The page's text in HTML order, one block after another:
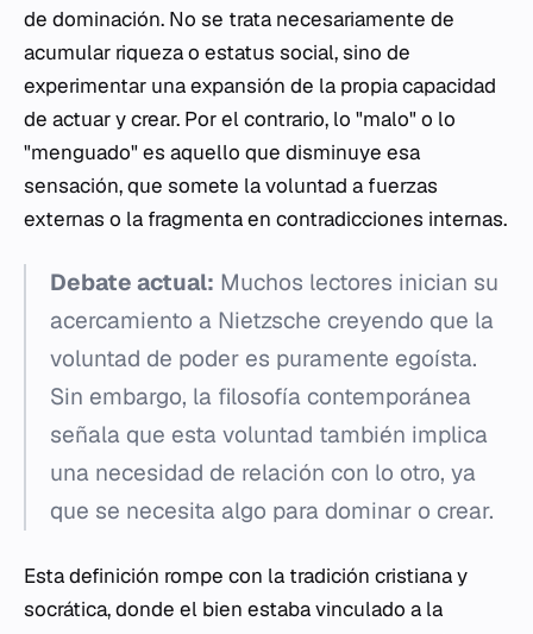
de dominación. No se trata necesariamente de
acumular riqueza o estatus social, sino de
experimentar una expansión de la propia capacidad
de actuar y crear. Por el contrario, lo "malo" o lo
"menguado" es aquello que disminuye esa
sensación, que somete la voluntad a fuerzas
externas o la fragmenta en contradicciones internas.
Debate actual: Muchos lectores inician su
acercamiento a Nietzsche creyendo que la
voluntad de poder es puramente egoísta.
Sin embargo, la filosofía contemporánea
señala que esta voluntad también implica
una necesidad de relación con lo otro, ya
que se necesita algo para dominar o crear.
Esta definición rompe con la tradición cristiana y
socrática, donde el bien estaba vinculado a la